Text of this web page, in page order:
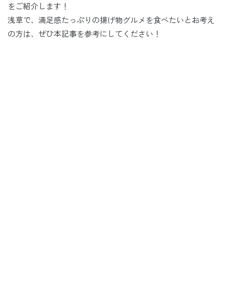
をご紹介します！
浅草で、満足感たっぷりの揚げ物グルメを食べたいとお考え
の方は、ぜひ本記事を参考にしてください！